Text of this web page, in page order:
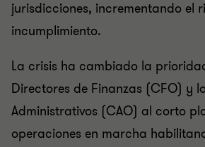
jurisdicciones, incrementando el
incumplimiento.
La crisis ha cambiado la
Directores de Finanzas (CFO) y
Administrativos (CAO) al corto
operaciones en marcha